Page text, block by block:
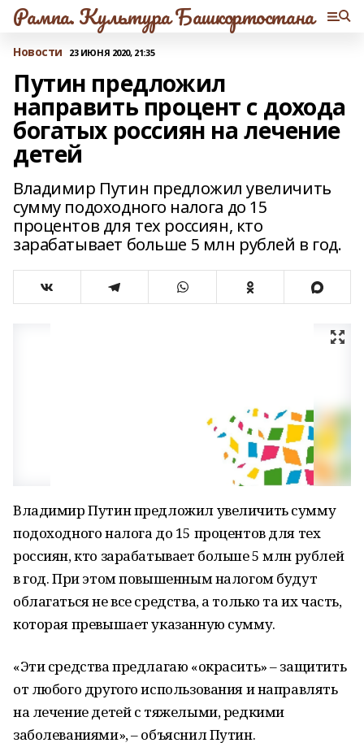
Рампа. Культура Башкортостана
Новости 23 ИЮНЯ 2020, 21:35
Путин предложил
направить процент с дохода
богатых россиян на лечение
детей
Владимир Путин предложил увеличить
сумму подоходного налога до 15
процентов для тех россиян, кто
зарабатывает больше 5 млн рублей в год.
Владимир Путин предложил увеличить сумму
подоходного налога до 15 процентов для тех
россиян, кто зарабатывает больше 5 млн рублей
в год. При этом повышенным налогом будут
облагаться не все средства, а только та их часть,
которая превышает указанную сумму.
«Эти средства предлагаю «окрасить» – защитить
от любого другого использования и направлять
на лечение детей с тяжелыми, редкими
заболеваниями», – объяснил Путин.